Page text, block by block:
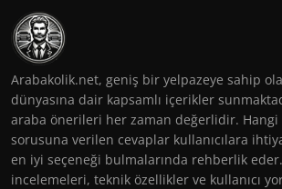
Arabakolik.net, geniş bir yelpazeye sahip
dünyasına dair kapsamlı içerikler
araba önerileri her zaman değerlidir. Hangi
sorusuna verilen cevaplar kullanıcılara
en iyi seçeneği bulmalarında rehberlik
incelemeleri, teknik özellikler ve kullanıcı